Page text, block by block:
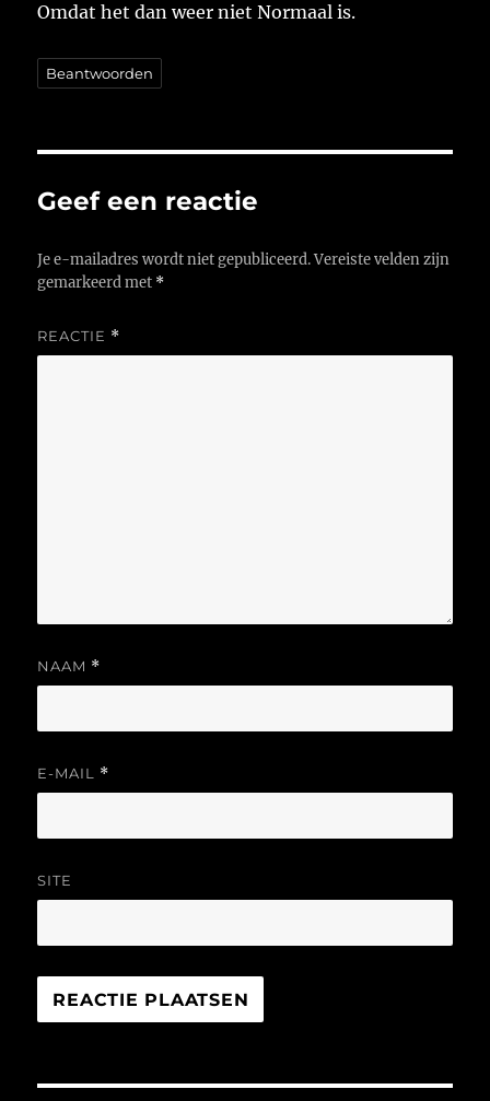
Omdat het dan weer niet Normaal is.
Beantwoorden
Geef een reactie
Je e-mailadres wordt niet gepubliceerd. Vereiste velden zijn
gemarkeerd met *
REACTIE *
NAAM *
E-MAIL *
SITE